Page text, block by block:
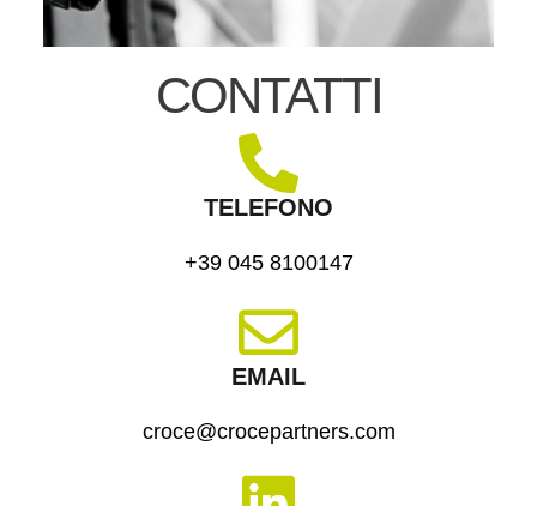
CONTATTI
TELEFONO
+39 045 8100147
EMAIL
croce@crocepartners.com